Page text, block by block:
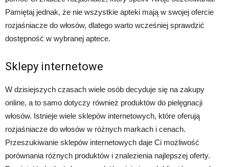
Pamiętaj jednak, że nie wszystkie apteki mają w swojej ofercie
rozjaśniacze do włosów, dlatego warto wcześniej sprawdzić
dostępność w wybranej aptece.
Sklepy internetowe
W dzisiejszych czasach wiele osób decyduje się na zakupy
online, a to samo dotyczy również produktów do pielęgnacji
włosów. Istnieje wiele sklepów internetowych, które oferują
rozjaśniacze do włosów w różnych markach i cenach.
Przeszukiwanie sklepów internetowych daje Ci możliwość
porównania różnych produktów i znalezienia najlepszej oferty.